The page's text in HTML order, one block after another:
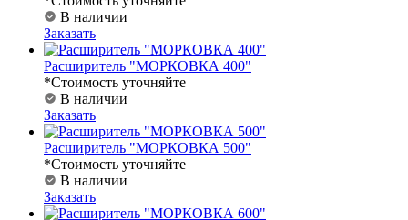
В наличии
Заказать
Расширитель "МОРКОВКА 400"
*Стоимость уточняйте
В наличии
Заказать
Расширитель "МОРКОВКА 500"
*Стоимость уточняйте
В наличии
Заказать